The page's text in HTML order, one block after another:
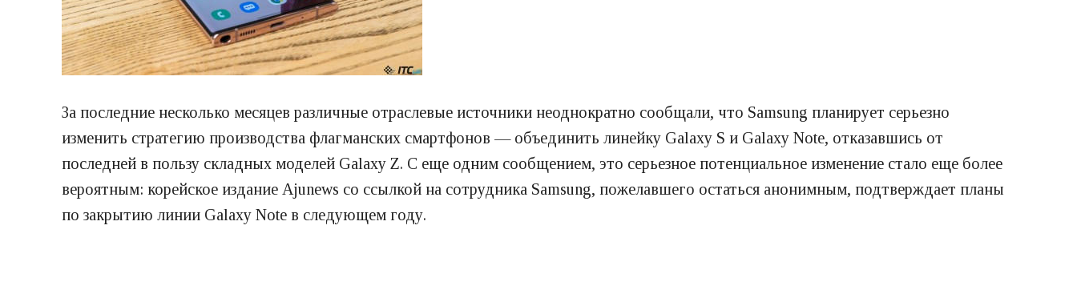
За последние несколько месяцев различные отраслевые источники неоднократно сообщали, что Samsung планирует серьезно
изменить стратегию производства флагманских смартфонов — объединить линейку Galaxy S и Galaxy Note, отказавшись от
последней в пользу складных моделей Galaxy Z. С еще одним сообщением, это серьезное потенциальное изменение стало еще более
вероятным: корейское издание Ajunews со ссылкой на сотрудника Samsung, пожелавшего остаться анонимным, подтверждает планы
по закрытию линии Galaxy Note в следующем году.